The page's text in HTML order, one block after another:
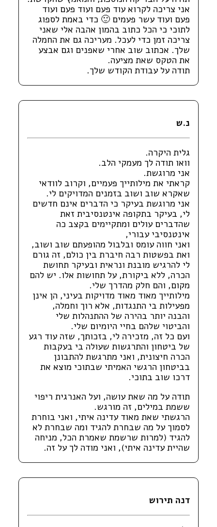
אני צריכה לקרוא עוד פעם ועוד פעם ועוד
פעם ועוד עשר פעמים 🙂 כדי באמת לספוג
לתוכי כי הכל כתוב בהמון אהבה אלי שאני
צריכה זמן כדי לעכל. מעריכה גם את החמלה
שלך. אכתוב שוב אחרי שאפנים וגם אבצע
את הטקס שאת מציעה.
תודה על עבודת הקודש שלך.
נ.ש
גלית היקרה.
וואו תודה לך מעמקי הלב.
אני מרוגשת.
קראתי את מילותייך פעמיים, וקרוב לוודאי
שאקרא שוב ושוב בזמנים המדויקים לי.
אני מרוגשת בעיקר כי הדברים אינם חדשים
לי, בעיקר בתקופה אינטנסיבית זאת
שהדברים עולים ומתקיימים בקצב כה
אינטנסיבי עבורי,
ואני חווה עומס ובלבול מהופעתם שוב ושוב,
ואת בפשטות רבה חיברת בין כולם, זה גורם
לי להרגיש מובנת ונראית ובעיקר תחושת
הכרה, ללא ביקורת, על תחושות אלו. יש להם
מקום, והם חלק מהדרך שלי.
מילותייך מאוד מאוד מדויקות בעיני, הן אינן
מפעילות בי התנגדות, אלא רוך וחמלה,
והבנה יותר בהירה של ההתנהלות שלי
והביטוי שלהם בחיי היומיום שלי.
ועם כל זה, מזכירה לי, בזכותך, שזה עוד רגע
של ביטחון והתרגשות שעולה בי בעקבות
הכרה חיצונית, ואני מתרגשת להתבונן
בביטחון הרגשי האמיתי שבתוכי מוצא את
דרכו שוב בתוכי.
תודה על מה שאת עושה, ועל האנרגית ריפוי
ששמת במילים, זה מורגש.
הרגשתי שאת מאוד עדינה איתי, ואני בוחרת
לסמוך על מה שבחרת להגיד ומה שבחרת לא
להגיד (למרות שרשמת שאמרת הכל, מניחה
שהיית עדינה איתי), ואני מודה לך על זה.
דנה תירוש